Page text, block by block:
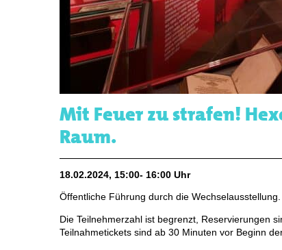
Mit Feuer zu strafen!
Raum.
18.02.2024, 15:00- 16:00 Uhr
Öffentliche Führung durch die Wechselausstellung.
Die Teilnehmerzahl ist begrenzt, Reservierungen
Teilnahmetickets sind ab 30 Minuten vor Beginn